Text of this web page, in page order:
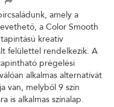
amely a
a Color Smooth
kreatív
felülettel rendelkezik. A
prégelési
alkalmas alternatívát
van, melyből 9 szín
is alkalmas színalap.